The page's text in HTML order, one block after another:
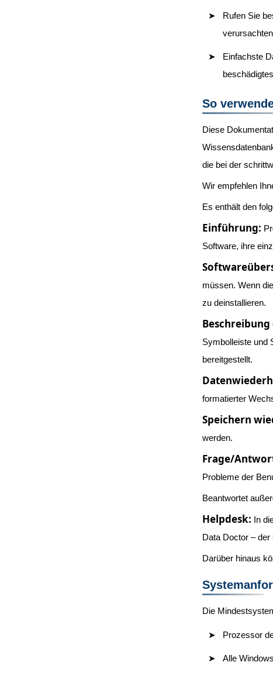
Rufen Sie
Einfachste
So
Diese
die bei der
Wir empfehlen
Es enthält den
Einführung:
Software, ihre
müssen. Wenn
zu deinstallieren.
Symbolleiste und
bereitgestellt.
formatierter
Speichern
werden.
Frage/
Probleme der
Beantwortet
Helpdesk: In
Data Doctor –
Darüber hinaus
Die
Prozessor
Alle